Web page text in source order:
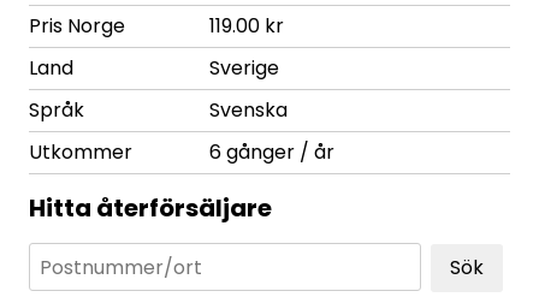
Pris Norge
119.00 kr
Land
Sverige
Språk
Svenska
Utkommer
6 gånger / år
Hitta återförsäljare
Sök